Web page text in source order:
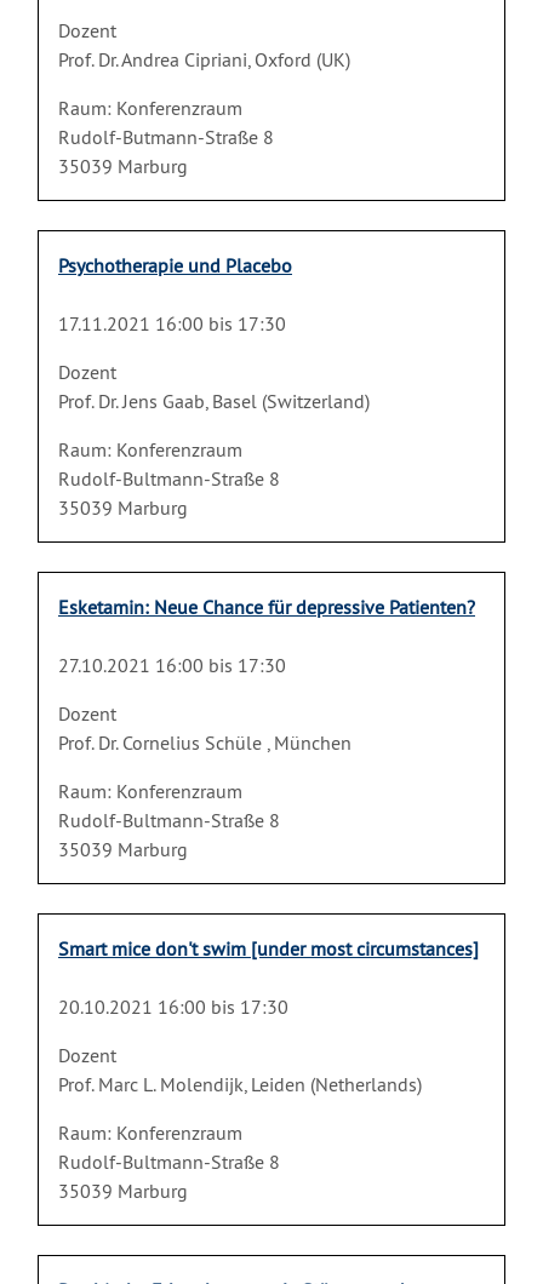
Dozent
Prof. Dr. Andrea Cipriani, Oxford (UK)
Raum: Konferenzraum
Rudolf-Butmann-Straße 8
35039 Marburg
Psychotherapie und Placebo
17.11.2021 16:00 bis 17:30
Dozent
Prof. Dr. Jens Gaab, Basel (Switzerland)
Raum: Konferenzraum
Rudolf-Bultmann-Straße 8
35039 Marburg
Esketamin: Neue Chance für depressive Patienten?
27.10.2021 16:00 bis 17:30
Dozent
Prof. Dr. Cornelius Schüle , München
Raum: Konferenzraum
Rudolf-Bultmann-Straße 8
35039 Marburg
Smart mice don't swim [under most circumstances]
20.10.2021 16:00 bis 17:30
Dozent
Prof. Marc L. Molendijk, Leiden (Netherlands)
Raum: Konferenzraum
Rudolf-Bultmann-Straße 8
35039 Marburg